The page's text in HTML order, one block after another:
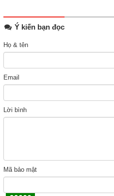
Ý kiến bạn đọc
Họ & tên
Email
Lời bình
Mã bảo mật